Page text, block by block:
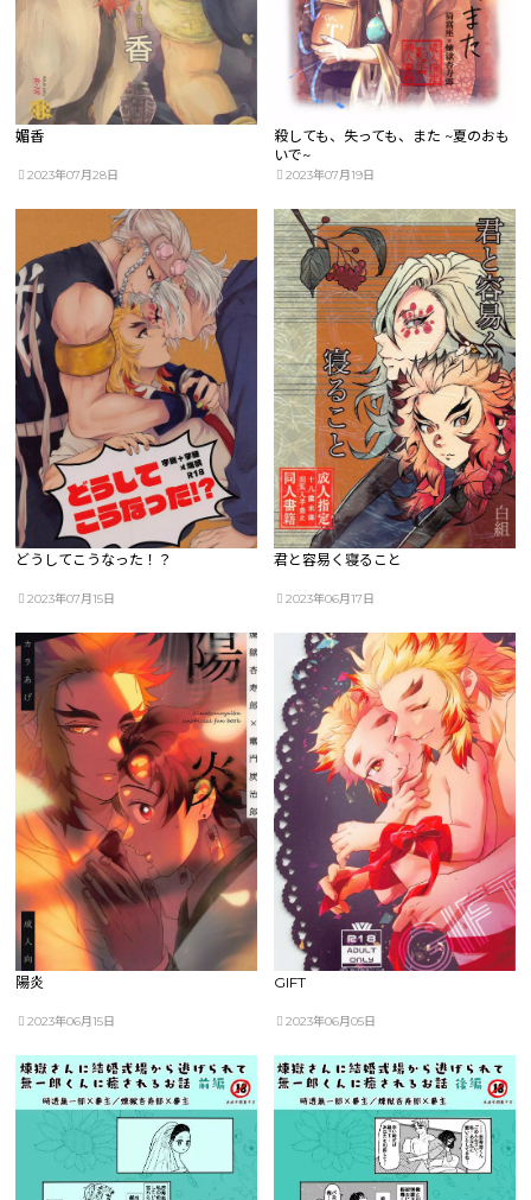
媚香
2023年07月28日
殺しても、失っても、また ~夏のおも
いで~
2023年07月19日
どうしてこうなった！？
2023年07月15日
君と容易く寝ること
2023年06月17日
陽炎
2023年06月15日
GIFT
2023年06月05日